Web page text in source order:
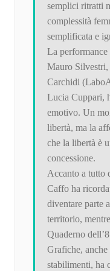
semplici ritratti
complessità
semplificata e
La
Mauro Silvestri,
Carchidi
Lucia Cuppari,
emotivo. Un
libertà, ma la
che la libertà è
concessione.
Accanto a tutto
Caffo ha
diventare parte
territorio,
Quaderno
Grafiche,
stabilimenti, ha